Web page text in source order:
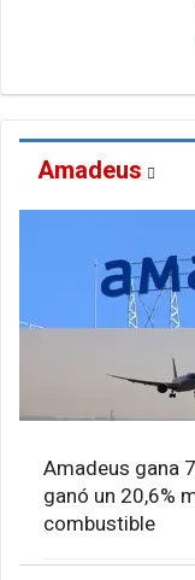
Amadeus
Amadeus gana
ganó un 20,6%
combustible